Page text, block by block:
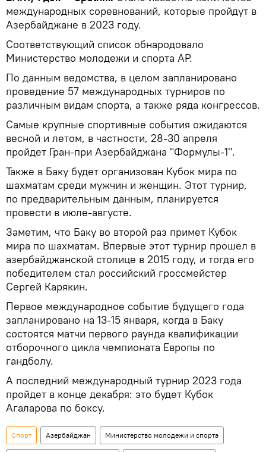
международных соревнований, которые пройдут в
Азербайджане в 2023 году.
Соответствующий список обнародовало
Министерство молодежи и спорта АР.
По данным ведомства, в целом запланировано
проведение 57 международных турниров по
различным видам спорта, а также ряда конгрессов.
Самые крупные спортивные события ожидаются
весной и летом, в частности, 28-30 апреля
пройдет Гран-при Азербайджана "Формулы-1".
Также в Баку будет организован Кубок мира по
шахматам среди мужчин и женщин. Этот турнир,
по предварительным данным, планируется
провести в июле-августе.
Заметим, что Баку во второй раз примет Кубок
мира по шахматам. Впервые этот турнир прошел в
азербайджанской столице в 2015 году, и тогда его
победителем стал российский гроссмейстер
Сергей Карякин.
Первое международное событие будущего года
запланировано на 13-15 января, когда в Баку
состоятся матчи первого раунда квалификации
отборочного цикла чемпионата Европы по
гандболу.
А последний международный турнир 2023 года
пройдет в конце декабря: это будет Кубок
Агаларова по боксу.
Спорт Азербайджан Министерство молодежи и спорта